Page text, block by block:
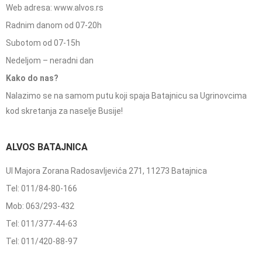
Web adresa: www.alvos.rs
Radnim danom od 07-20h
Subotom od 07-15h
Nedeljom – neradni dan
Kako do nas?
Nalazimo se na samom putu koji spaja Batajnicu sa Ugrinovcima
kod skretanja za naselje Busije!
ALVOS BATAJNICA
Ul Majora Zorana Radosavljevića 271, 11273 Batajnica
Tel: 011/84-80-166
Mob: 063/293-432
Tel: 011/377-44-63
Tel: 011/420-88-97